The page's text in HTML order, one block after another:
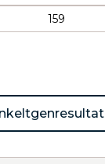
159